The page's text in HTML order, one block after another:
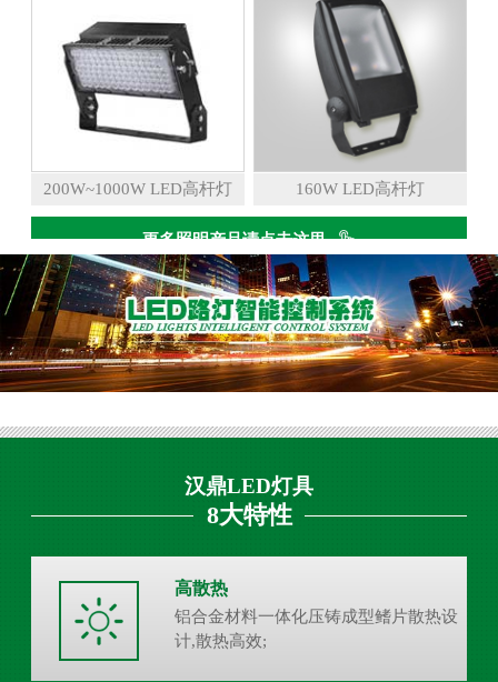
200W~1000W LED高杆灯 160W LED高杆灯
更多照明产品请点击这里
汉鼎LED灯具
8大特性
高散热
铝合金材料一体化压铸成型鳍片散热设
计,散热高效;